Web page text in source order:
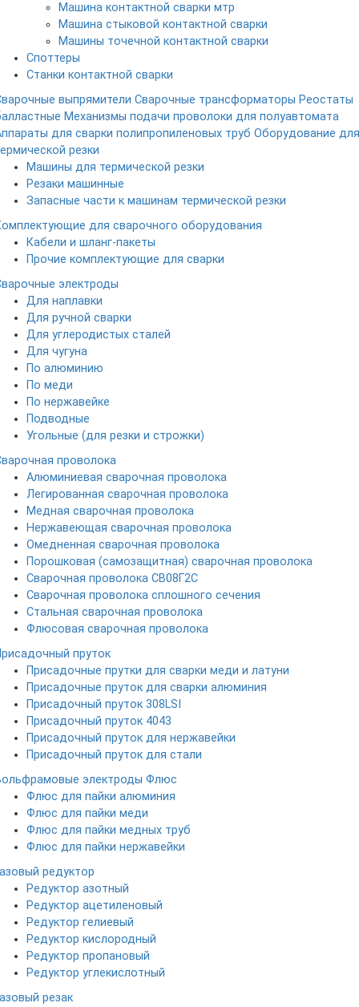
Машина контактной сварки мтр
Машина стыковой контактной сварки
Машины точечной контактной сварки
Споттеры
Станки контактной сварки
выпрямители Сварочные трансформаторы Реостаты
Механизмы подачи проволоки для полуавтомата
для сварки полипропиленовых труб Оборудование для
резки
Машины для термической резки
Резаки машинные
Запасные части к машинам термической резки
для сварочного оборудования
Кабели и шланг-пакеты
Прочие комплектующие для сварки
электроды
Для наплавки
Для ручной сварки
Для углеродистых сталей
Для чугуна
По алюминию
По меди
По нержавейке
Подводные
Угольные (для резки и строжки)
проволока
Алюминиевая сварочная проволока
Легированная сварочная проволока
Медная сварочная проволока
Нержавеющая сварочная проволока
Омедненная сварочная проволока
Порошковая (самозащитная) сварочная проволока
Сварочная проволока СВ08Г2С
Сварочная проволока сплошного сечения
Стальная сварочная проволока
Флюсовая сварочная проволока
пруток
Присадочные прутки для сварки меди и латуни
Присадочные пруток для сварки алюминия
Присадочный пруток 308LSI
Присадочный пруток 4043
Присадочный пруток для нержавейки
Присадочный пруток для стали
электроды Флюс
Флюс для пайки алюминия
Флюс для пайки меди
Флюс для пайки медных труб
Флюс для пайки нержавейки
редуктор
Редуктор азотный
Редуктор ацетиленовый
Редуктор гелиевый
Редуктор кислородный
Редуктор пропановый
Редуктор углекислотный
резак